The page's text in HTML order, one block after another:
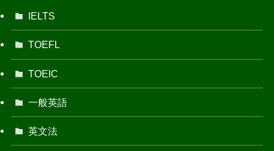
IELTS
TOEFL
TOEIC
一般英語
英文法